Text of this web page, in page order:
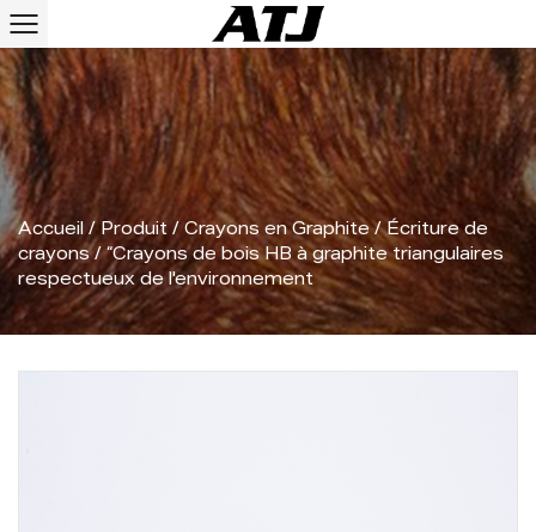
Accueil / Produit / Crayons en Graphite/Écriture de
crayons/“Crayons de bois HB à graphite triangulaires
respectueux de l'environnement